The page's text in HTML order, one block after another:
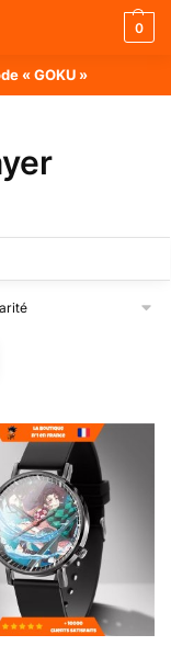
0
« GOKU »